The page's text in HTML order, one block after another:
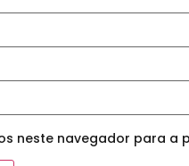
neste navegador para a